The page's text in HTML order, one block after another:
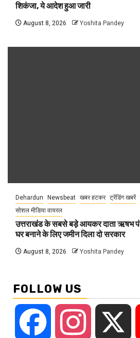
शिकंजा, ये आदेश हुआ जारी
August 8, 2026 Yoshita Pandey
Dehardun Newsbeat खबर हटकर ट्रेंडिंग खबरें
सोशल मीडिया वायरल
उत्तराखंड के सबसे बड़े आयकर दाता ऋषभ पंत
घर बनाने के लिए जमीन दिला दो सरकार
August 8, 2026 Yoshita Pandey
FOLLOW US
Facebook Instagram